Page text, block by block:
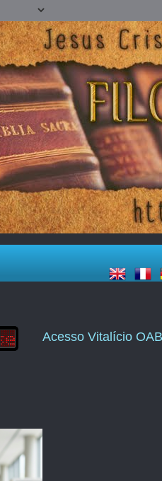
Acesso Vitalício